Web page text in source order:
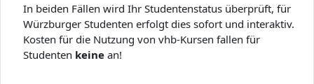
In beiden Fällen wird Ihr Studentenstatus überprüft, für
Würzburger Studenten erfolgt dies sofort und interaktiv.
Kosten für die Nutzung von vhb-Kursen fallen für
Studenten keine an!